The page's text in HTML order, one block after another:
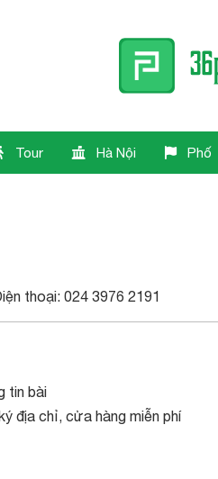
Tour Hà Nội Phố
thoại: 024 3976 2191
tin bài
địa chỉ, cửa hàng miễn phí